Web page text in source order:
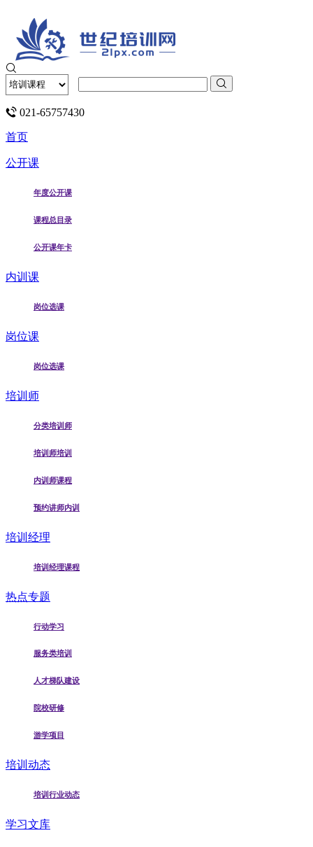
021-65757430
首页
公开课
年度公开课
课程总目录
公开课年卡
内训课
岗位选课
岗位课
岗位选课
培训师
分类培训师
培训师培训
内训师课程
预约讲师内训
培训经理
培训经理课程
热点专题
行动学习
服务类培训
人才梯队建设
院校研修
游学项目
培训动态
培训行业动态
学习文库